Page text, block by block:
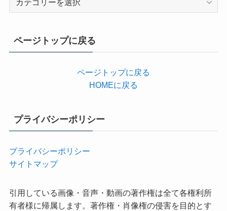
ページトップに戻る
ページトップに戻る
HOMEに戻る
プライバシーポリシー
プライバシーポリシー
サイトマップ
引用している画像・音声・動画の著作権は全て各権利所
有者様に帰属します。著作権・肖像権の侵害を目的とす